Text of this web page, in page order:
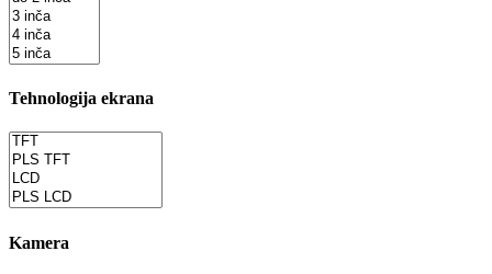
Tehnologija ekrana
Kamera